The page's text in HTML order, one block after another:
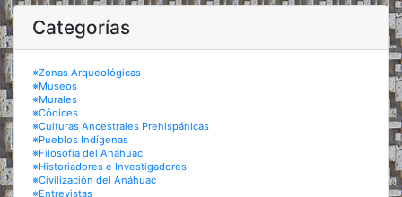
Categorías
※Zonas Arqueológicas
※Museos
※Murales
※Códices
※Culturas Ancestrales Prehispánicas
※Pueblos Indígenas
※Filosofía del Anáhuac
※Historiadores e Investigadores
※Civilización del Anáhuac
※Entrevistas